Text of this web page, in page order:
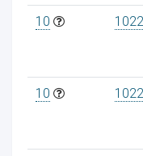
10
10